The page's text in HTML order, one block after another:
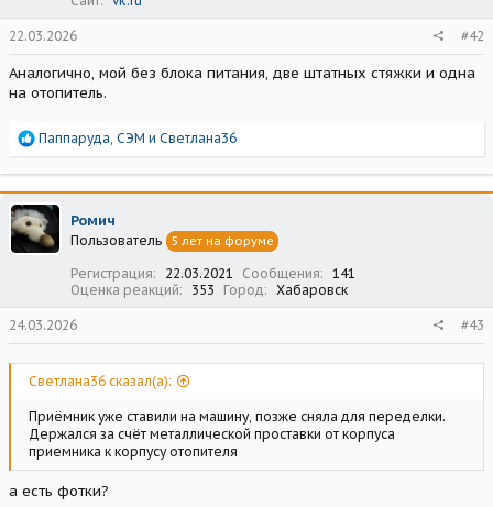
22.03.2026 #42
Аналогично, мой без блока питания, две штатных стяжки и одна
на отопитель.
Р
а
к
ц
и
и
Паппаруда СЭМ и Светлана36
Ромич
Пользователь 5 лет на форуме
Регистрация 22.03.2021 Сообщения
141
Оценка реакций
353 Город Хабаровск
24.03.2026 #43
Светлана36 сказал(а):
Приёмник уже ставили на машину, позже сняла для переделки.
Держался за счёт металлической проставки от корпуса
приемника к корпусу отопителя
а есть фотки?